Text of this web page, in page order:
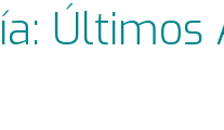
Últimos